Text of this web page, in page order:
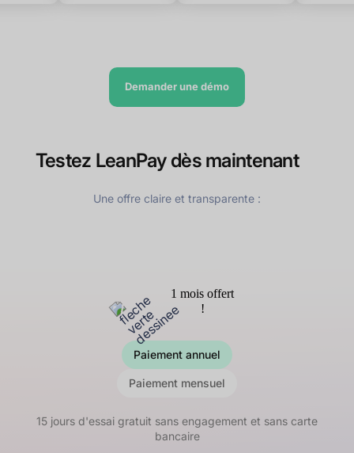
Demander une démo
Testez LeanPay dès maintenant
Une offre claire et transparente :
Paiement annuel
Paiement mensuel
1 mois offert
!
15 jours d'essai gratuit sans engagement et sans carte
bancaire